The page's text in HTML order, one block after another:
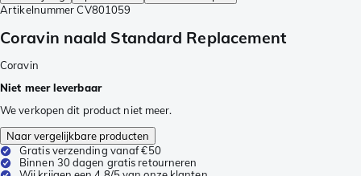
Artikelnummer CV801059
Coravin naald Standard Replacement
Coravin
Niet meer leverbaar
We verkopen dit product niet meer.
Naar vergelijkbare producten
Gratis verzending vanaf €50
Binnen 30 dagen gratis retourneren